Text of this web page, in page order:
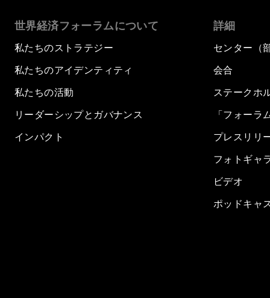
世界経済フォーラムについて
私たちのストラテジー
私たちのアイデンティティ
私たちの活動
リーダーシップとガバナンス
インパクト
詳細
センター（
会合
ステークホ
「フォーラ
プレスリリ
フォトギャ
ビデオ
ポッドキャ